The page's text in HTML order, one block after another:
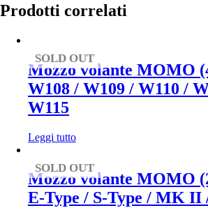
Prodotti correlati
SOLD OUT
Mozzo volante MOMO
W108 / W109 / W110 /
W115
Leggi tutto
SOLD OUT
Mozzo volante MOMO
E-Type / S-Type / MK II